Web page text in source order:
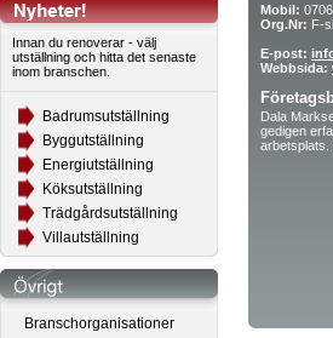
Innan du renoverar - välj
utställning och hitta det senaste
inom branschen.
Badrumsutställning
Byggutställning
Energiutställning
Köksutställning
Trädgårdsutställning
Villautställning
Branschorganisationer
Mobil:
Org.Nr: F-
E-post:
Webbsida:
Dala
gedigen
arbetsplats.